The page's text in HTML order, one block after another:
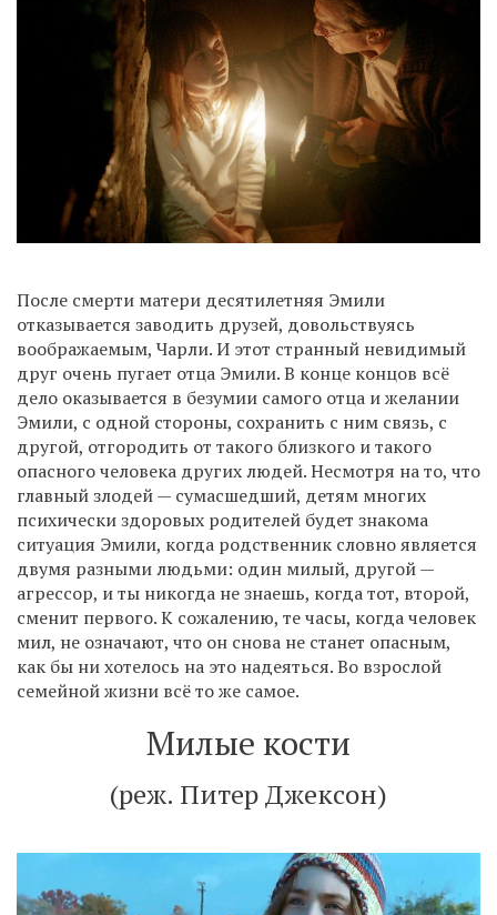
После смерти матери десятилетняя Эмили
отказывается заводить друзей, довольствуясь
воображаемым, Чарли. И этот странный невидимый
друг очень пугает отца Эмили. В конце концов всё
дело оказывается в безумии самого отца и желании
Эмили, с одной стороны, сохранить с ним связь, с
другой, отгородить от такого близкого и такого
опасного человека других людей. Несмотря на то, что
главный злодей — сумасшедший, детям многих
психически здоровых родителей будет знакома
ситуация Эмили, когда родственник словно является
двумя разными людьми: один милый, другой —
агрессор, и ты никогда не знаешь, когда тот, второй,
сменит первого. К сожалению, те часы, когда человек
мил, не означают, что он снова не станет опасным,
как бы ни хотелось на это надеяться. Во взрослой
семейной жизни всё то же самое.
Милые кости
(реж. Питер Джексон)